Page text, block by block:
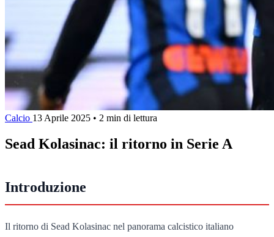
Calcio 13 Aprile 2025 • 2 min di lettura
Sead Kolasinac: il ritorno in Serie A
Introduzione
Il ritorno di Sead Kolasinac nel panorama calcistico italiano